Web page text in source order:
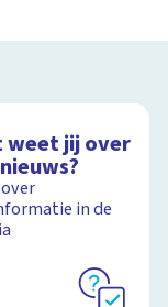
weet jij over
in de